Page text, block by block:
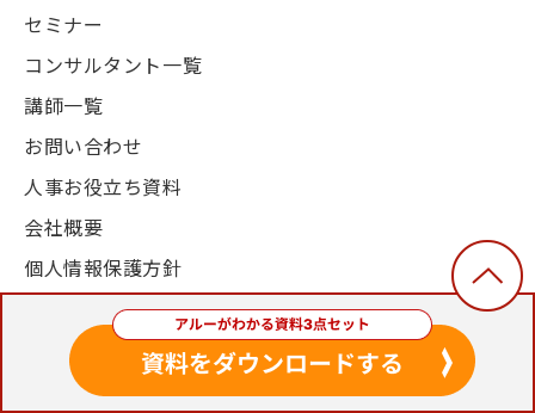
セミナー
コンサルタント一覧
講師一覧
お問い合わせ
人事お役立ち資料
会社概要
個人情報保護方針
© 2003-2024, Alue Co., Ltd. All Rights Reserved.